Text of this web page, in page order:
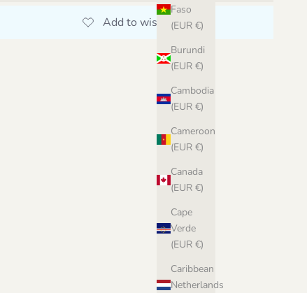
Faso
(EUR €)
Burundi
(EUR €)
Cambodia
(EUR €)
Cameroon
(EUR €)
Canada
(EUR €)
Cape
Verde
(EUR €)
Caribbean
Netherlands